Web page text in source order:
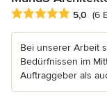
Durchschnittliche
5,0 (6
Bei unserer Arbeit
Bedürfnissen im
Auftraggeber als